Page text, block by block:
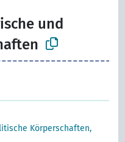
und
Körperschaften,